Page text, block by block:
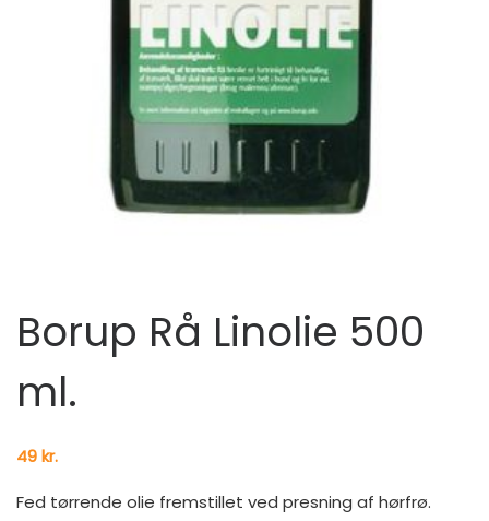
Borup Rå Linolie 500
ml.
49kr.
Fed tørrende olie fremstillet ved presning af hørfrø.